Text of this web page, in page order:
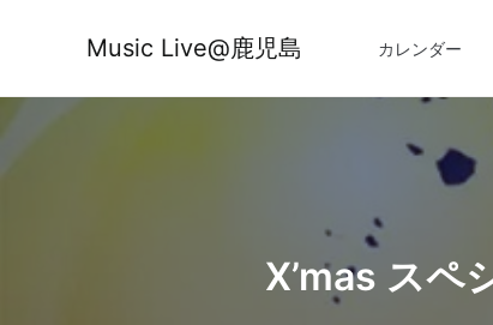
キ
ッ
Music Live@鹿児島 カレンダー
X’mas スペ